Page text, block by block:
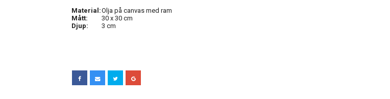
Material:Olja på canvas med ram
Mått:
30 x 30 cm
Djup:
3 cm